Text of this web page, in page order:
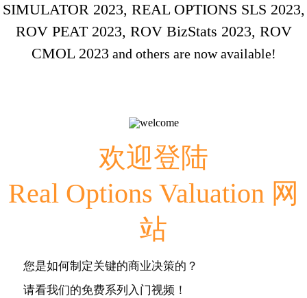
SIMULATOR 2023, REAL OPTIONS SLS 2023,
ROV PEAT 2023, ROV BizStats 2023, ROV
CMOL 2023 and others are now available!
欢迎登陆
Real Options Valuation 网
站
您是如何制定关键的商业决策的？
请看我们的免费系列入门视频！